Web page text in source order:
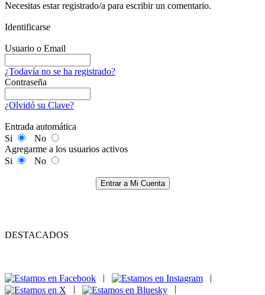
Necesitas estar registrado/a para escribir un comentario.
Identificarse
Usuario o Email
¿Todavía no se ha registrado?
Contraseña
¿Olvidó su Clave?
Entrada automática
Si
No
Agregarme a los usuarios activos
Si
No
Entrar a Mi Cuenta
DESTACADOS
|
|
|
|